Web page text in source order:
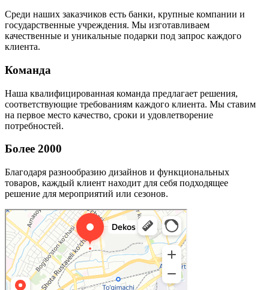
Среди наших заказчиков есть банки, крупные компании и
государственные учреждения. Мы изготавливаем
качественные и уникальные подарки под запрос каждого
клиента.
Команда
Наша квалифицированная команда предлагает решения,
соответствующие требованиям каждого клиента. Мы ставим
на первое место качество, сроки и удовлетворение
потребностей.
Более 2000
Благодаря разнообразию дизайнов и функциональных
товаров, каждый клиент находит для себя подходящее
решение для мероприятий или сезонов.